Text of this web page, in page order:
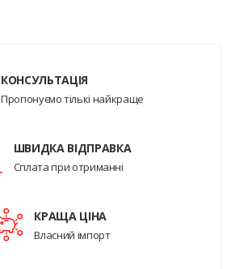
КОНСУЛЬТАЦІЯ
Пропонуємо тількі найкраще
ШВИДКА ВІДПРАВКА
Сплата при отриманні
КРАЩА ЦІНА
Власний імпорт